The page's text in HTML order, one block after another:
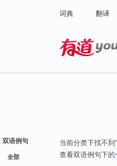
词典 翻译
双语例句
全部
当前分类下找不到"
查看双语例句下的